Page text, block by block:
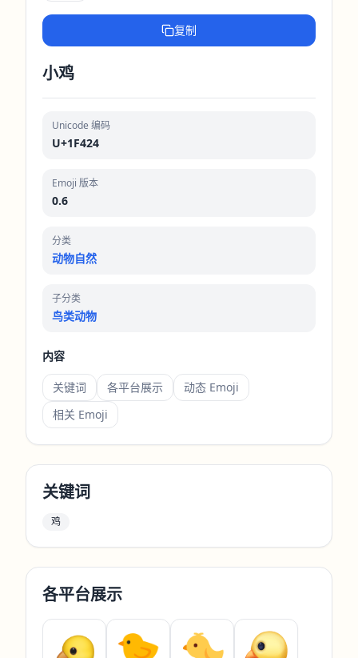
复制
小鸡
Unicode 编码
U+1F424
Emoji 版本
0.6
分类
动物自然
子分类
鸟类动物
内容
关键词 各平台展示
动态 Emoji
相关 Emoji
关键词
鸡
各平台展示